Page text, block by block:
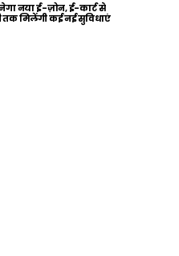
नया ई-ज़ोन, ई-कार्ट से
तक मिलेंगी कई नई सुविधाएं